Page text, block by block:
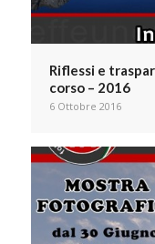
Riflessi e
corso – 2016
6 Ottobre 2016